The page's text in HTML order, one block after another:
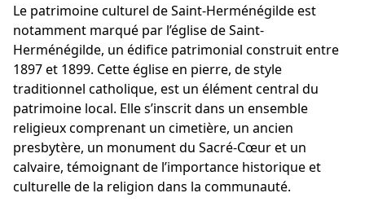
Le patrimoine culturel de Saint-Herménégilde est
notamment marqué par l’église de Saint-
Herménégilde, un édifice patrimonial construit entre
1897 et 1899. Cette église en pierre, de style
traditionnel catholique, est un élément central du
patrimoine local. Elle s’inscrit dans un ensemble
religieux comprenant un cimetière, un ancien
presbytère, un monument du Sacré-Cœur et un
calvaire, témoignant de l’importance historique et
culturelle de la religion dans la communauté.